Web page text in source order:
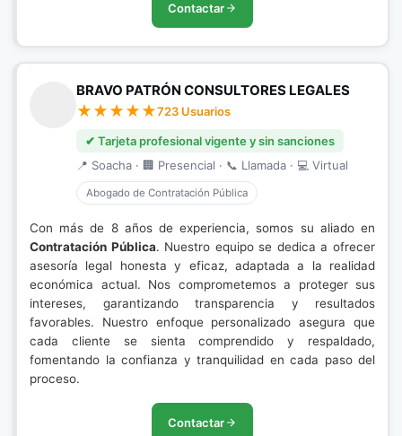
Contactar
BRAVO PATRÓN CONSULTORES LEGALES
723 Usuarios
✔ Tarjeta profesional vigente y sin sanciones
📍 Soacha · 🏢 Presencial · 📞 Llamada · 💻 Virtual
Abogado de Contratación Pública
Con más de 8 años de experiencia, somos su aliado en
Contratación Pública. Nuestro equipo se dedica a ofrecer
asesoría legal honesta y eficaz, adaptada a la realidad
económica actual. Nos comprometemos a proteger sus
intereses, garantizando transparencia y resultados
favorables. Nuestro enfoque personalizado asegura que
cada cliente se sienta comprendido y respaldado,
fomentando la confianza y tranquilidad en cada paso del
proceso.
Contactar